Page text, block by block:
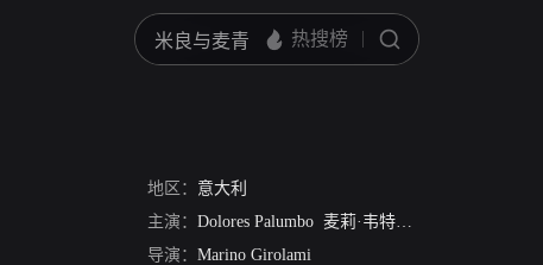
地区： 意大利
主演： Dolores Palumbo 麦莉·韦特尔
导演： Marino Girolami